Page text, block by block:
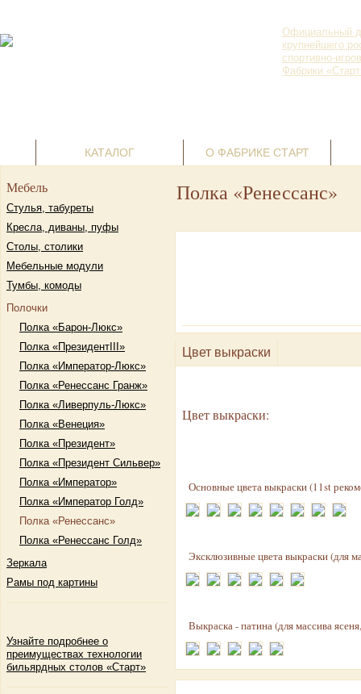
Официальный
крупнейшего
спортивно-
Фабрики
КАТАЛОГ О ФАБРИКЕ СТАРТ
Полка «Ренессанс»
Цвет выкраски
Цвет выкраски:
Основные цвета выкраски (11st
Эксклюзивные цвета выкраски (для
Выкраска - патина (для массива
Мебель
Стулья, табуреты
Кресла, диваны, пуфы
Столы, столики
Мебельные модули
Тумбы, комоды
Полочки
Полка «Барон-Люкс»
Полка «ПрезидентIII»
Полка «Император-Люкс»
Полка «Ренессанс Гранж»
Полка «Ливерпуль-Люкс»
Полка «Венеция»
Полка «Президент»
Полка «Президент Сильвер»
Полка «Император»
Полка «Император Голд»
Полка «Ренессанс»
Полка «Ренессанс Голд»
Зеркала
Рамы под картины
Узнайте подробнее о
преимуществах технологии
бильярдных столов «Старт»